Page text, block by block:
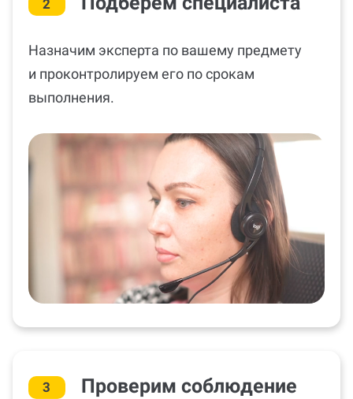
2
Назначим эксперта по вашему предмету
и проконтролируем его по срокам
выполнения.
3
Проверим соблюдение